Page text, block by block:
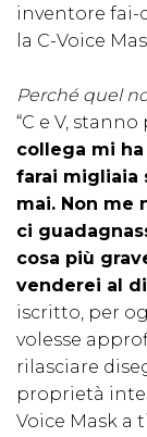
inventore fai-
la C-Voice
Perché quel
“C e V,
collega mi ha
farai migliaia
mai. Non me
ci
cosa più
venderei al
iscritto, per
volesse
rilasciare
proprietà
Voice Mask a